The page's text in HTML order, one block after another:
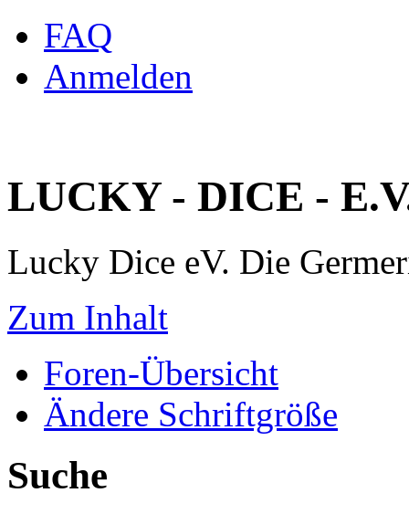
FAQ
Anmelden
LUCKY - DICE -
Lucky Dice eV. Die
Zum Inhalt
Foren-Übersicht
Ändere Schriftgröße
Suche